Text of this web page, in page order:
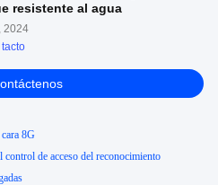
resistente al agua
2024
8G
control de acceso del reconocimiento